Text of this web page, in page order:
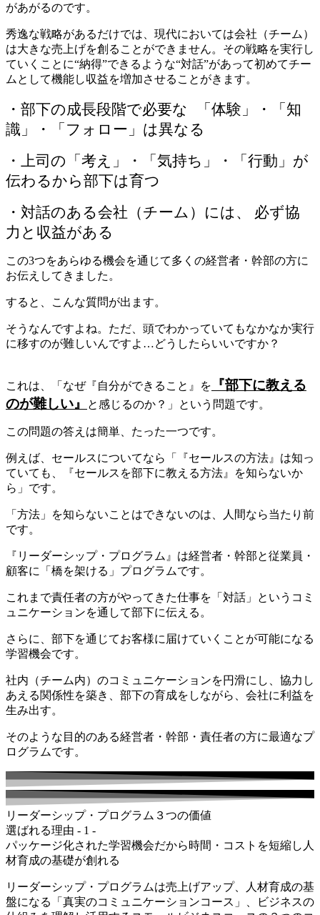
があがるのです。
秀逸な戦略があるだけでは、現代においては会社（チーム）
は大きな売上げを創ることができません。その戦略を実行し
ていくことに“納得”できるような“対話”があって初めてチー
ムとして機能し収益を増加させることがきます。
・部下の成長段階で必要な 「体験」・「知
識」・「フォロー」は異なる
・上司の「考え」・「気持ち」・「行動」が
伝わるから部下は育つ
・対話のある会社（チーム）には、 必ず協
力と収益がある
この3つをあらゆる機会を通じて多くの経営者・幹部の方に
お伝えしてきました。
すると、こんな質問が出ます。
そうなんですよね。ただ、頭でわかっていてもなかなか実行
に移すのが難しいんですよ…どうしたらいいですか？
これは、「なぜ『自分ができること』を
『部下に教える
のが難しい』
と感じるのか？」という問題です。
この問題の答えは簡単、たった一つです。
例えば、セールスについてなら「『セールスの方法』は知っ
ていても、『セールスを部下に教える方法』を知らないか
ら」です。
「方法」を知らないことはできないのは、人間なら当たり前
です。
『リーダーシップ・プログラム』は経営者・幹部と従業員・
顧客に「橋を架ける」プログラムです。
これまで責任者の方がやってきた仕事を「対話」というコミ
ュニケーションを通して部下に伝える。
さらに、部下を通じてお客様に届けていくことが可能になる
学習機会です。
社内（チーム内）のコミュニケーションを円滑にし、協力し
あえる関係性を築き、部下の育成をしながら、会社に利益を
生み出す。
そのような目的のある経営者・幹部・責任者の方に最適なプ
ログラムです。
リーダーシップ・プログラム３つの価値
選ばれる理由 - 1 -
パッケージ化された学習機会だから時間・コストを短縮し人
材育成の基礎が創れる​
リーダーシップ・プログラムは売上げアップ、人材育成の基
盤になる「真実のコミュニケーションコース」、ビジネスの